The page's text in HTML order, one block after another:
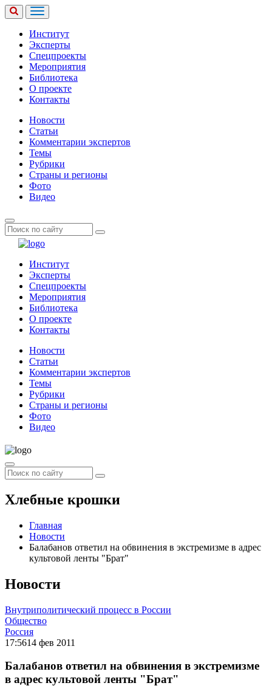
Институт
Эксперты
Спецпроекты
Мероприятия
Библиотека
О проекте
Контакты
Новости
Статьи
Комментарии экспертов
Темы
Рубрики
Страны и регионы
Фото
Видео
Институт
Эксперты
Спецпроекты
Мероприятия
Библиотека
О проекте
Контакты
Новости
Статьи
Комментарии экспертов
Темы
Рубрики
Страны и регионы
Фото
Видео
Хлебные крошки
Главная
Новости
Балабанов ответил на обвинения в экстремизме в адрес
культовой ленты "Брат"
Новости
Внутриполитический процесс в России
Общество
Россия
17:5614 фев 2011
Балабанов ответил на обвинения в экстремизме
в адрес культовой ленты "Брат"